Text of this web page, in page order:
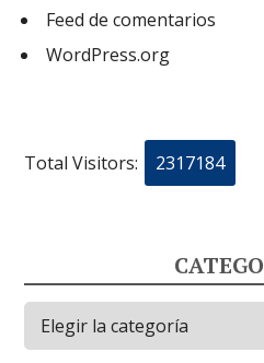
Feed de comentarios
WordPress.org
Total Visitors: 2317184
Categorías